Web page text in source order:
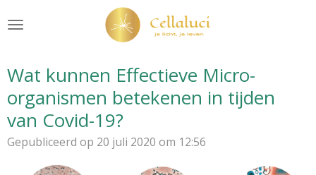
direct
hoofdinhoud
Wat kunnen Effectieve Micro-
organismen betekenen in tijden
van Covid-19?
Gepubliceerd op 20 juli 2020 om 12:56